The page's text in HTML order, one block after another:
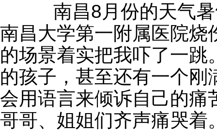
南昌8月份的天气暑
南昌大学第一附属医院烧
的场景着实把我吓了一
的孩子，甚至还有一个
会用语言来倾诉自己的痛
哥哥、姐姐们齐声痛哭着